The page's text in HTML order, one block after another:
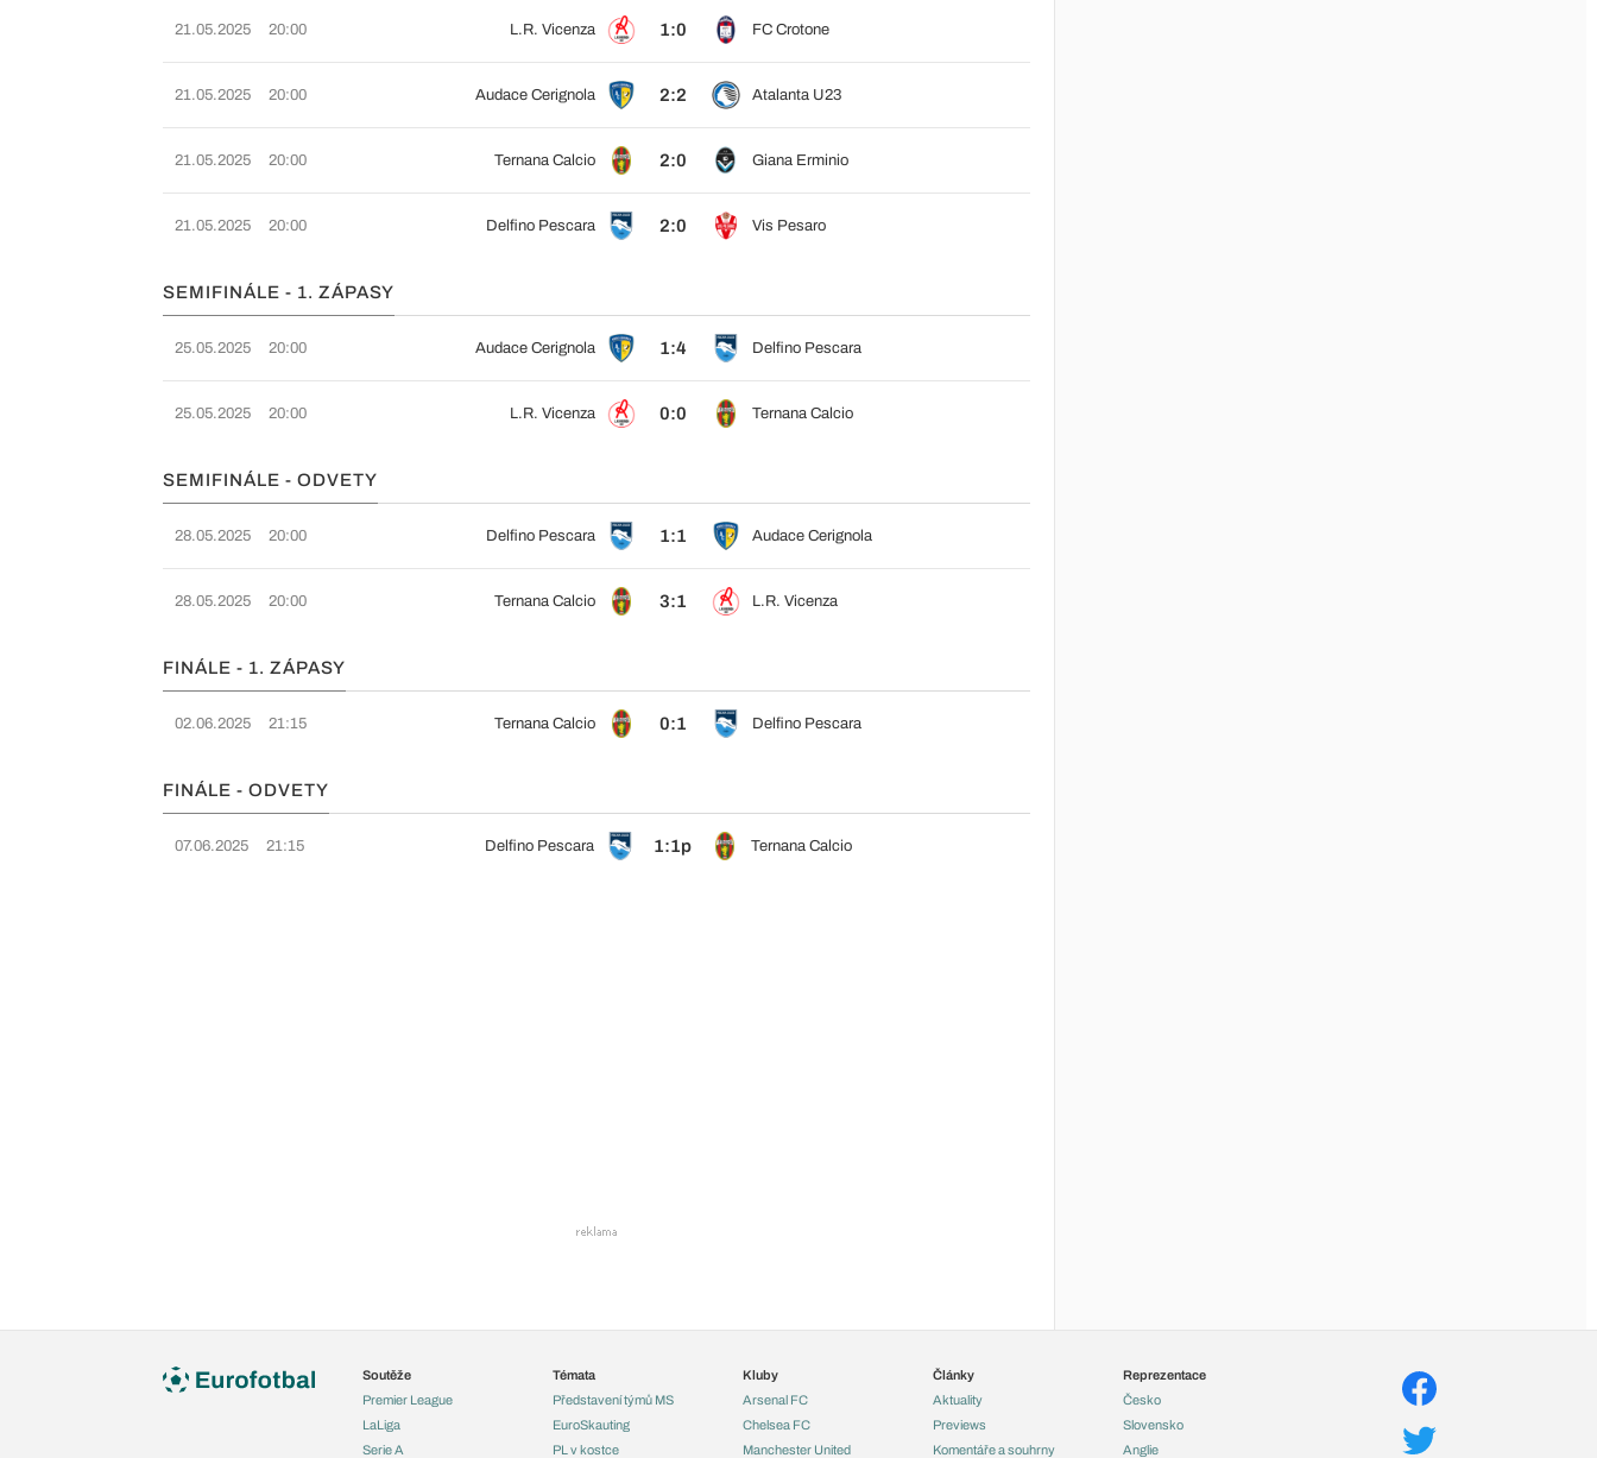
21.05.2025 20:00 L.R. Vicenza 1:0 FC Crotone
21.05.2025 20:00 Audace Cerignola 2:2 Atalanta U23
21.05.2025 20:00 Ternana Calcio 2:0 Giana Erminio
21.05.2025 20:00 Delfino Pescara 2:0 Vis Pesaro
SEMIFINÁLE - 1. ZÁPASY
25.05.2025 20:00 Audace Cerignola 1:4 Delfino Pescara
25.05.2025 20:00 L.R. Vicenza 0:0 Ternana Calcio
SEMIFINÁLE - ODVETY
28.05.2025 20:00 Delfino Pescara 1:1 Audace Cerignola
28.05.2025 20:00 Ternana Calcio 3:1 L.R. Vicenza
FINÁLE - 1. ZÁPASY
02.06.2025 21:15 Ternana Calcio 0:1 Delfino Pescara
FINÁLE - ODVETY
07.06.2025 21:15 Delfino Pescara 1:1p Ternana Calcio
Soutěže
Premier League
LaLiga
Serie A
Témata
Představení týmů MS
EuroSkauting
PL v kostce
Kluby
Arsenal FC
Chelsea FC
Manchester United
Články
Aktuality
Previews
Komentáře a souhrny
Reprezentace
Česko
Slovensko
Anglie